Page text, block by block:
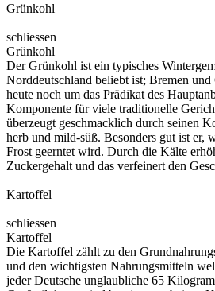
Grünkohl
schliessen
Grünkohl
Der Grünkohl ist ein typisches
Norddeutschland beliebt ist; Bremen
heute noch um das Prädikat des
Komponente für viele traditionelle
überzeugt geschmacklich durch seinen
herb und mild-süß. Besonders gut ist er,
Frost geerntet wird. Durch die Kälte
Zuckergehalt und das verfeinert den
Kartoffel
schliessen
Kartoffel
Die Kartoffel zählt zu den
und den wichtigsten Nahrungsmitteln
jeder Deutsche unglaubliche 65